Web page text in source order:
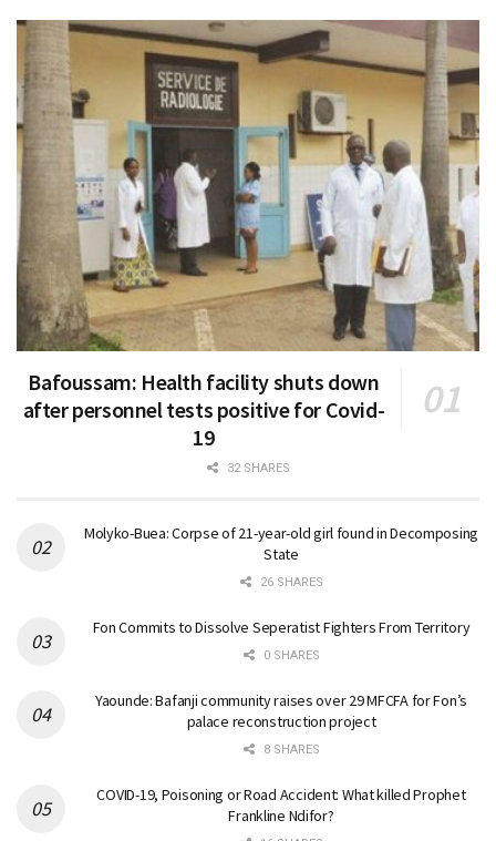
Bafoussam: Health facility shuts down
after personnel tests positive for Covid-
19
32 SHARES
Molyko-Buea: Corpse of 21-year-old girl found in Decomposing
State
26 SHARES
Fon Commits to Dissolve Seperatist Fighters From Territory
0 SHARES
Yaounde: Bafanji community raises over 29 MFCFA for Fon’s
palace reconstruction project
8 SHARES
COVID-19, Poisoning or Road Accident: What killed Prophet
Frankline Ndifor?